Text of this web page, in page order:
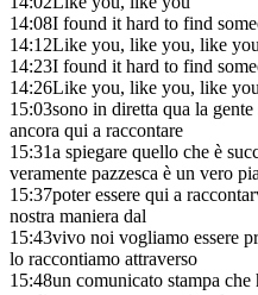
14:08I found it hard to find
14:12Like you, like you, like
14:23I found it hard to find
14:26Like you, like you, like
15:03sono in diretta qua la
ancora qui a raccontare
15:31a spiegare quello che è
veramente pazzesca è un vero
15:37poter essere qui a
nostra maniera dal
15:43vivo noi vogliamo essere
lo raccontiamo attraverso
15:48un comunicato stampa